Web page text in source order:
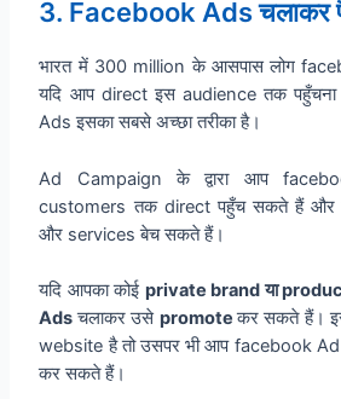
3. Facebook Ads चलाकर
भारत में 300 million के आसपास लोग
यदि आप direct इस audience तक पहुँचना
Ads इसका सबसे अच्छा तरीका है।
Ad Campaign के द्वारा आप
customers तक direct पहुँच सकते हैं और
और services बेच सकते हैं।
यदि आपका कोई private brand या
Adsचलाकर उसे promoteकर सकते हैं।
website है तो उसपर भी आप facebook Ad
कर सकते हैं।